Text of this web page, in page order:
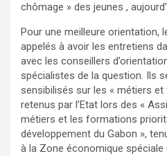
chômage » des jeunes ,
Pour une meilleure orientation,
appelés à avoir les entretiens
avec les conseillers
spécialistes de la question. Ils
sensibilisés sur les « métiers
retenus par l’Etat lors des «
métiers et les formations
développement du Gabon »,
à la Zone économique spéciale